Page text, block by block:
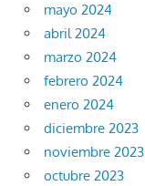
mayo 2024
abril 2024
marzo 2024
febrero 2024
enero 2024
diciembre 2023
noviembre 2023
octubre 2023